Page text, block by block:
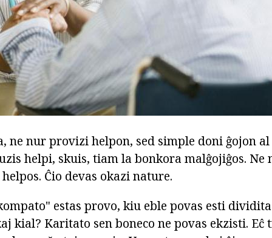
ne nur provizi helpon, sed simple doni ĝojon
helpi, skuis, tiam la bonkora malĝojiĝos. Ne
Ĉio devas okazi nature.
estas provo, kiu eble povas esti
kial? Karitato sen boneco ne povas ekzisti. Eĉ